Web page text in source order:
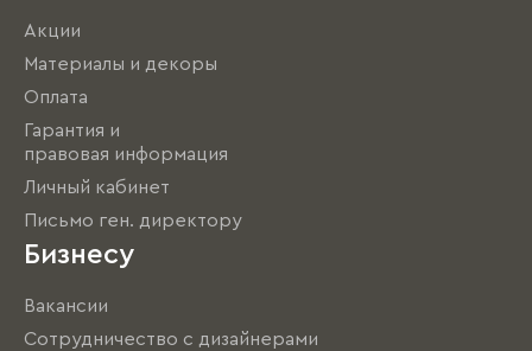
Акции
Материалы и декоры
Оплата
Гарантия и
правовая информация
Личный кабинет
Письмо ген. директору
Бизнесу
Вакансии
Сотрудничество с дизайнерами